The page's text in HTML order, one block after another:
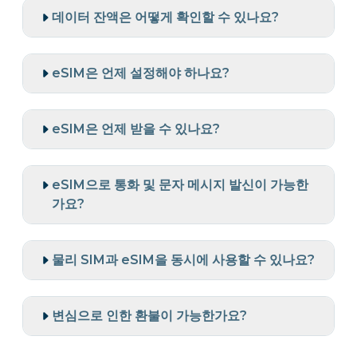
데이터 잔액은 어떻게 확인할 수 있나요?
eSIM은 언제 설정해야 하나요?
eSIM은 언제 받을 수 있나요?
eSIM으로 통화 및 문자 메시지 발신이 가능한
가요?
물리 SIM과 eSIM을 동시에 사용할 수 있나요?
변심으로 인한 환불이 가능한가요?